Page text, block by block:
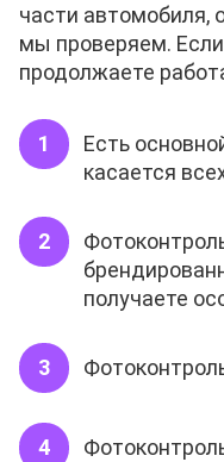
части автомобиля,
мы проверяем.
продолжаете
Есть
касается
получаете